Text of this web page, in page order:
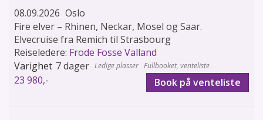
08.09.2026 Oslo
Fire elver – Rhinen, Neckar, Mosel og Saar.
Elvecruise fra Remich til Strasbourg
Reiseledere: Frode Fosse Valland
7 dager
Fullbooket, venteliste
23 980,- Book på venteliste